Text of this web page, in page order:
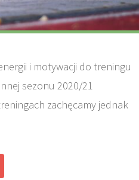
i motywacji do treningu
sezonu 2020/21
zachęcamy jednak